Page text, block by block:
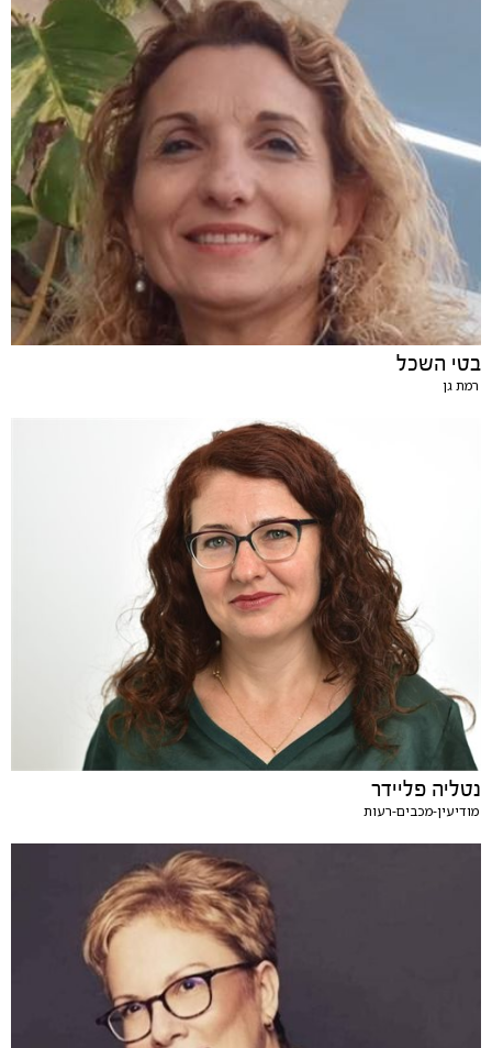
בטי השכל
רמת גן
נטליה פליידר
מודיעין-מכבים-רעות